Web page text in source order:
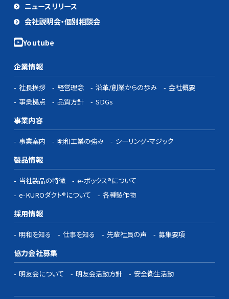
ニュースリリース
会社説明会・個別相談会
企業情報
社長挨拶 経営理念 沿革/創業からの歩み
会社概要
事業拠点
品質方針 SDGs
事業内容
事業案内 明和工業の強み シーリング・マジック
製品情報
当社製品の特徴
e-ボックス®について
e-KUROダクト®について
各種製作物
採用情報
明和を知る 仕事を知る 先輩社員の声 募集要項
協力会社募集
明友会について 明友会活動方針 安全衛生活動